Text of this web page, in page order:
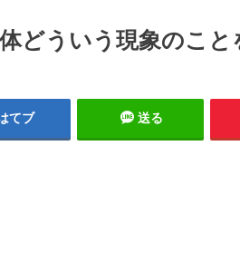
どういう現象のこと
てブ 送る